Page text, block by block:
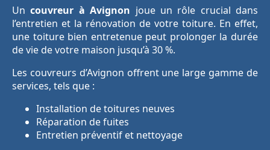
Uncouvreur à Avignon joue un rôle crucial dans
l’entretien et la rénovation de votre toiture. En effet,
une toiture bien entretenue peut prolonger la durée
de vie de votre maison jusqu’à 30 %.
Les couvreurs d’Avignon offrent une large gamme de
services, tels que :
Installation de toitures neuves
Réparation de fuites
Entretien préventif et nettoyage